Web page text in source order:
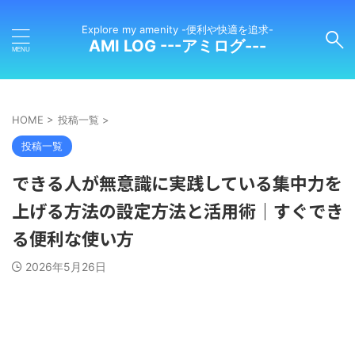
Explore my amenity -便利や快適を追求-
AMI LOG ---アミログ---
HOME > 投稿一覧 >
投稿一覧
できる人が無意識に実践している集中力を
上げる方法の設定方法と活用術｜すぐでき
る便利な使い方
2026年5月26日